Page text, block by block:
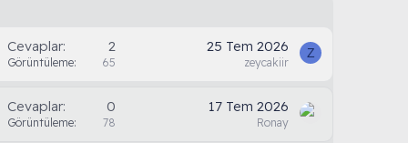
Cevaplar 2
Görüntüleme 65
25 Tem 2026
zeycakiir
Z
Cevaplar 0
Görüntüleme 78
17 Tem 2026
Ronay